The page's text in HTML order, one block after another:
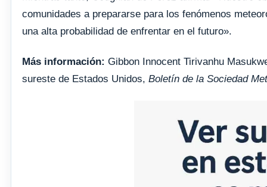
comunidades a prepararse para los fenómenos
una alta probabilidad de enfrentar en el futuro».
Más información: Gibbon Innocent Tirivanhu
sureste de Estados Unidos, Boletín de la Sociedad